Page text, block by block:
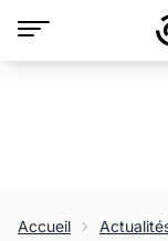
Accueil